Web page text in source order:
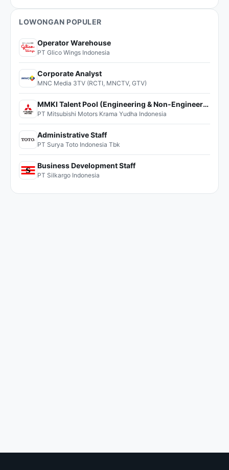
LOWONGAN POPULER
Operator Warehouse
PT Glico Wings Indonesia
Corporate Analyst
MNC Media 3TV (RCTI, MNCTV, GTV)
MMKI Talent Pool (Engineering & Non-Engineering)
PT Mitsubishi Motors Krama Yudha Indonesia
Administrative Staff
PT Surya Toto Indonesia Tbk
Business Development Staff
PT Silkargo Indonesia